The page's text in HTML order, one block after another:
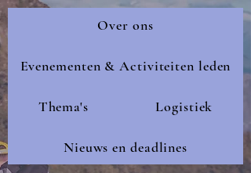
Over ons
Evenementen & Activiteiten leden
Thema's Logistiek
Nieuws en deadlines